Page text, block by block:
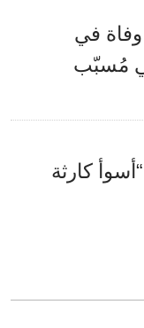
في
مُسبّب
كارثة